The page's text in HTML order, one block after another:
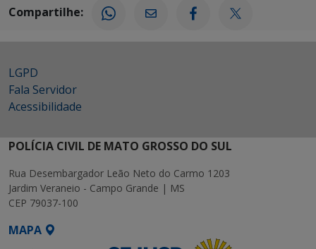
Compartilhe:
LGPD
Fala Servidor
Acessibilidade
POLÍCIA CIVIL DE MATO GROSSO DO SUL
Rua Desembargador Leão Neto do Carmo 1203
Jardim Veraneio - Campo Grande | MS
CEP 79037-100
MAPA